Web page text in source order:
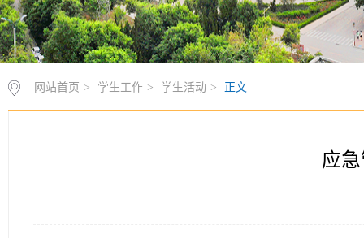
网站首页 > 学生工作 > 学生活动 > 正文
应